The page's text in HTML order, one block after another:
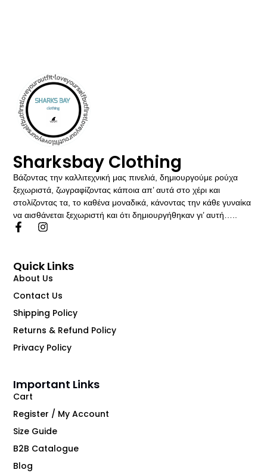
Sharksbay Clothing
Βάζοντας την καλλιτεχνική μας πινελιά, δημιουργούμε ρούχα
ξεχωριστά, ζωγραφίζοντας κάποια απ’ αυτά στο χέρι και
στολίζοντας τα, το καθένα μοναδικά, κάνοντας την κάθε γυναίκα
να αισθάνεται ξεχωριστή και ότι δημιουργήθηκαν γι’ αυτή…..
Important Links
Cart
Register / My Account
Size Guide
B2B Catalogue
Blog
Quick Links
About Us
Contact Us
Shipping Policy
Returns & Refund Policy
Privacy Policy